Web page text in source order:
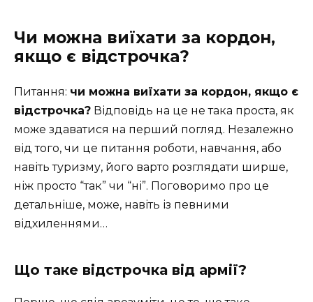
Чи можна виїхати за кордон,
якщо є відстрочка?
Питання: чи можна виїхати за кордон, якщо є
відстрочка? Відповідь на це не така проста, як
може здаватися на перший погляд. Незалежно
від того, чи це питання роботи, навчання, або
навіть туризму, його варто розглядати ширше,
ніж просто “так” чи “ні”. Поговоримо про це
детальніше, може, навіть із певними
відхиленнями…
Що таке відстрочка від армії?